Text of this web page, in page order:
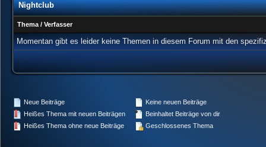
Nightclub
Thema / Verfasser
Momentan gibt es leider keine Themen in diesem Forum mit den
Neue Beiträge
Heißes Thema mit neuen Beiträgen
Heißes Thema ohne neue Beiträge
Keine neuen Beiträge
Beinhaltet Beiträge von dir
Geschlossenes Thema